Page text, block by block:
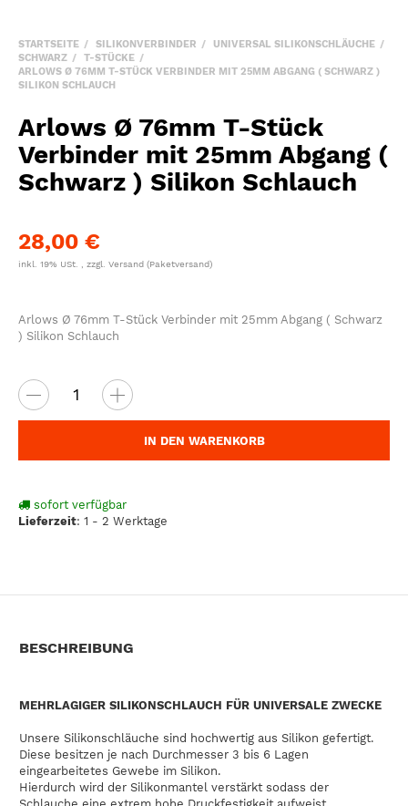
STARTSEITE SILIKONVERBINDER
UNIVERSAL SILIKONSCHLÄUCHE
SCHWARZ
T-STÜCKE
ARLOWS Ø 76MM T-STÜCK VERBINDER MIT 25MM ABGANG ( SCHWARZ )
SILIKON SCHLAUCH
Arlows Ø 76mm T-Stück
Verbinder mit 25mm Abgang (
Schwarz ) Silikon Schlauch
28,00 €
inkl. 19% USt. , zzgl. Versand (Paketversand)
Arlows Ø 76mm T-Stück Verbinder mit 25mm Abgang ( Schwarz
) Silikon Schlauch
IN DEN WARENKORB
sofort verfügbar
Lieferzeit: 1 - 2 Werktage
BESCHREIBUNG
MEHRLAGIGER SILIKONSCHLAUCH FÜR UNIVERSALE ZWECKE
Unsere Silikonschläuche sind hochwertig aus Silikon gefertigt.
Diese besitzen je nach Durchmesser 3 bis 6 Lagen
eingearbeitetes Gewebe im Silikon.
Hierdurch wird der Silikonmantel verstärkt sodass der